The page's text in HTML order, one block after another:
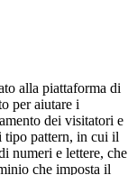
alla piattaforma di
per aiutare i
dei visitatori e
tipo pattern, in cui il
numeri e lettere, che
che imposta il